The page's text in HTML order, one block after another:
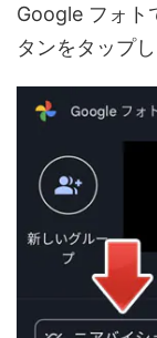
Google フォト
タンをタップし